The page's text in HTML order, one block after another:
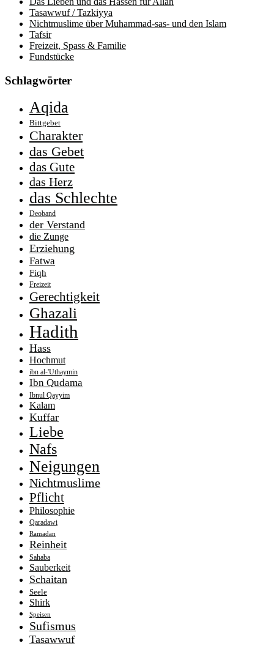
Tasawwuf / Tazkiyya
Nichtmuslime über Muhammad-sas- und den Islam
Tafsir
Freizeit, Spass & Familie
Fundstücke
Schlagwörter
Aqida
Bittgebet
Charakter
das Gebet
das Gute
das Herz
das Schlechte
Deoband
der Verstand
die Zunge
Erziehung
Fatwa
Fiqh
Freizeit
Gerechtigkeit
Ghazali
Hadith
Hass
Hochmut
ibn al-'Uthaymin
Ibn Qudama
Ibnul Qayyim
Kalam
Kuffar
Liebe
Nafs
Neigungen
Nichtmuslime
Pflicht
Philosophie
Qaradawi
Ramadan
Reinheit
Sahaba
Sauberkeit
Schaitan
Seele
Shirk
Speisen
Sufismus
Tasawwuf